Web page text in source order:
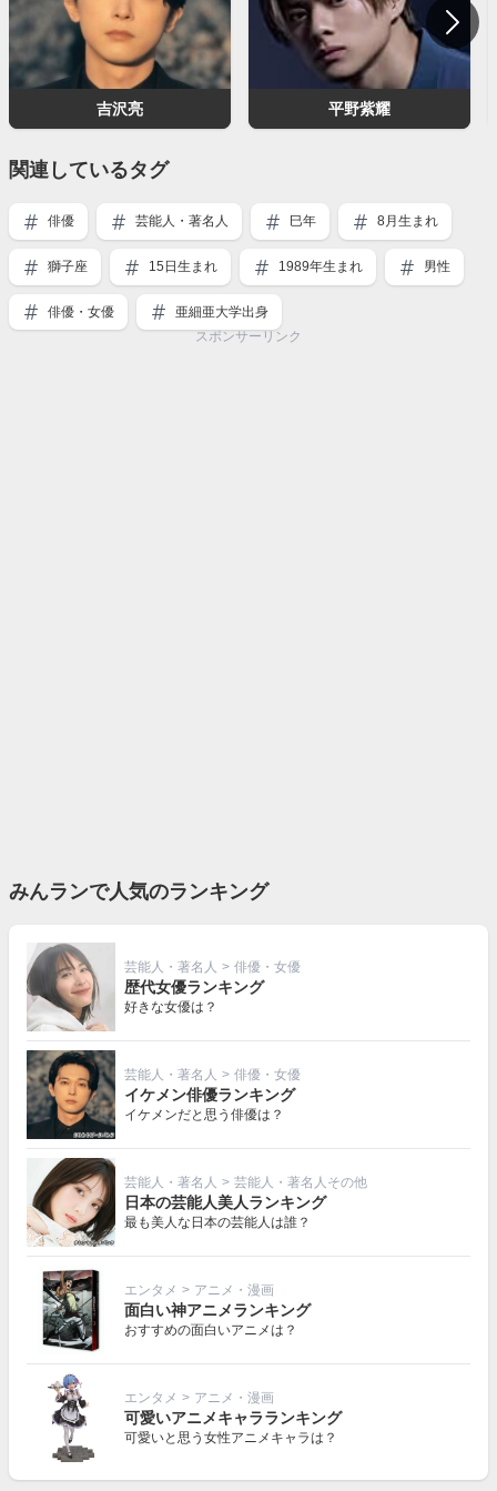
吉沢亮 平野紫耀
関連しているタグ
俳優 芸能人・著名人 巳年 8月生まれ
獅子座 15日生まれ 1989年生まれ 男性
俳優・女優
亜細亜大学出身
スポンサーリンク
みんランで人気のランキング
芸能人・著名人 > 俳優・女優
歴代女優ランキング
好きな女優は？
芸能人・著名人 > 俳優・女優
イケメン俳優ランキング
イケメンだと思う俳優は？
芸能人・著名人 > 芸能人・著名人その他
日本の芸能人美人ランキング
最も美人な日本の芸能人は誰？
エンタメ > アニメ・漫画
面白い神アニメランキング
おすすめの面白いアニメは？
エンタメ > アニメ・漫画
可愛いアニメキャラランキング
可愛いと思う女性アニメキャラは？